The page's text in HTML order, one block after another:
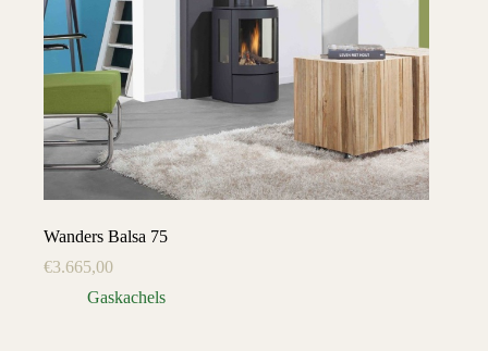
Wanders Balsa 75
€3.665,00
Gaskachels